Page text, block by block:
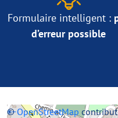
Formulaire intelligent :
d’erreur possible
+−
©OpenStreetMap